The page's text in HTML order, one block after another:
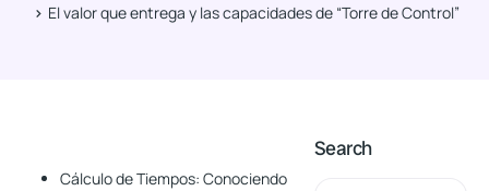
El valor que entrega y las capacidades de “Torre de Control”
Cálculo de Tiempos: Conociendo
Search